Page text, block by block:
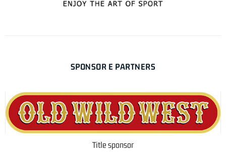
SPONSOR E PARTNERS
Title sponsor